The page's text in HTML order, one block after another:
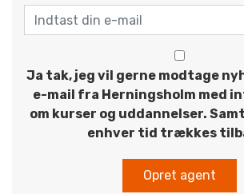
Ja tak, jeg vil gerne modtage
e-mail fra Herningsholm med
om kurser og uddannelser.
enhver tid trækkes
Opret agent